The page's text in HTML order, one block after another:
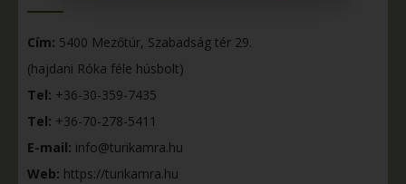
Cím: 5400 Mezőtúr, Szabadság tér 29.
(hajdani Róka féle húsbolt)
Tel: +36-30-359-7435
Tel: +36-70-278-5411
E-mail: info@turikamra.hu
Web: https://turikamra.hu